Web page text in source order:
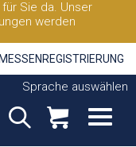
Sie da. Unser
werden
MESSEN REGISTRIERUNG
Sprache auswählen